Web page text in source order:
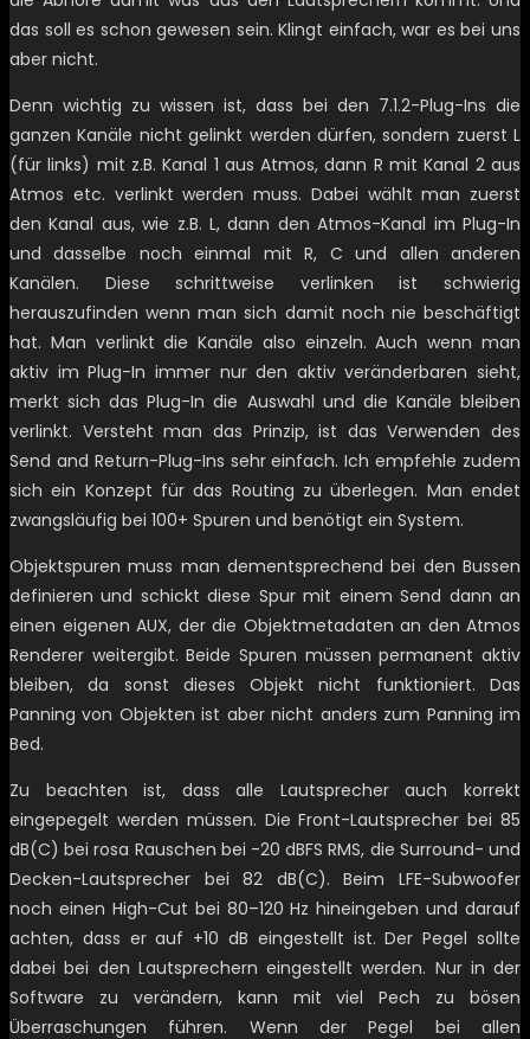
das soll es schon gewesen sein. Klingt einfach, war es bei uns
aber nicht.
Denn wichtig zu wissen ist, dass bei den 7.1.2-Plug-Ins die
ganzen Kanäle nicht gelinkt werden dürfen, sondern zuerst L
(für links) mit z.B. Kanal 1 aus Atmos, dann R mit Kanal 2 aus
Atmos etc. verlinkt werden muss. Dabei wählt man zuerst
den Kanal aus, wie z.B. L, dann den Atmos-Kanal im Plug-In
und dasselbe noch einmal mit R, C und allen anderen
Kanälen. Diese schrittweise verlinken ist schwierig
herauszufinden wenn man sich damit noch nie beschäftigt
hat. Man verlinkt die Kanäle also einzeln. Auch wenn man
aktiv im Plug-In immer nur den aktiv veränderbaren sieht,
merkt sich das Plug-In die Auswahl und die Kanäle bleiben
verlinkt. Versteht man das Prinzip, ist das Verwenden des
Send and Return-Plug-Ins sehr einfach. Ich empfehle zudem
sich ein Konzept für das Routing zu überlegen. Man endet
zwangsläufig bei 100+ Spuren und benötigt ein System.
Objektspuren muss man dementsprechend bei den Bussen
definieren und schickt diese Spur mit einem Send dann an
einen eigenen AUX, der die Objektmetadaten an den Atmos
Renderer weitergibt. Beide Spuren müssen permanent aktiv
bleiben, da sonst dieses Objekt nicht funktioniert. Das
Panning von Objekten ist aber nicht anders zum Panning im
Bed.
Zu beachten ist, dass alle Lautsprecher auch korrekt
eingepegelt werden müssen. Die Front-Lautsprecher bei 85
dB(C) bei rosa Rauschen bei -20 dBFS RMS, die Surround- und
Decken-Lautsprecher bei 82 dB(C). Beim LFE-Subwoofer
noch einen High-Cut bei 80–120 Hz hineingeben und darauf
achten, dass er auf +10 dB eingestellt ist. Der Pegel sollte
dabei bei den Lautsprechern eingestellt werden. Nur in der
Software zu verändern, kann mit viel Pech zu bösen
Überraschungen führen. Wenn der Pegel bei allen